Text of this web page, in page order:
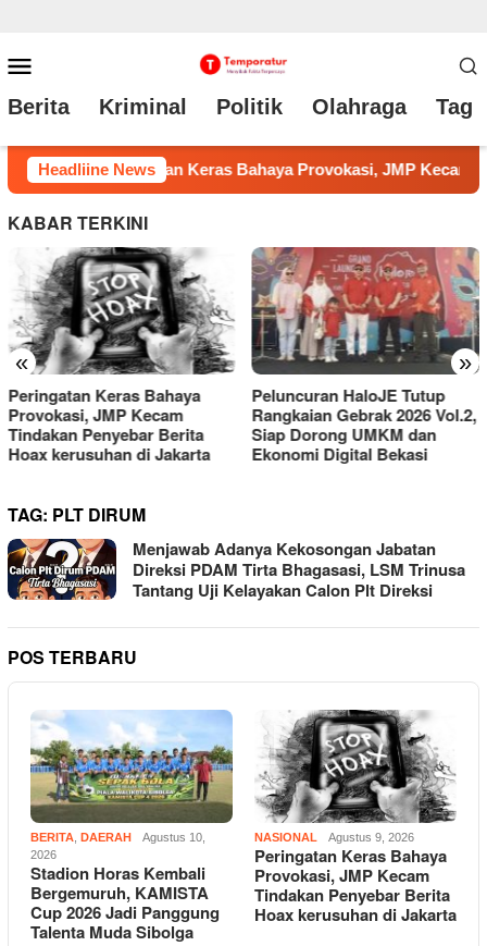
ke
konten
Mobile
Berita Kriminal Politik Olahraga Tag
Headliine News
Kecam Tindakan Penyebar Berita Hoax kerusuhan di Jakarta
KABAR TERKINI
« »
Peluncuran HaloJE Tutup
Rangkaian Gebrak 2026 Vol.2,
Siap Dorong UMKM dan
Ekonomi Digital Bekasi
Respons Cepat Call Center
110, Polsek Setu Cek Lokasi
Pengambilan Mobil di Taman
Rahayu
TAG: PLT DIRUM
Menjawab Adanya Kekosongan Jabatan
Direksi PDAM Tirta Bhagasasi, LSM Trinusa
Tantang Uji Kelayakan Calon Plt Direksi
POS TERBARU
BERITA, DAERAH
Agustus 10,
2026
Stadion Horas Kembali
Bergemuruh, KAMISTA
Cup 2026 Jadi Panggung
Talenta Muda Sibolga
NASIONAL Agustus 9, 2026
Peringatan Keras Bahaya
Provokasi, JMP Kecam
Tindakan Penyebar Berita
Hoax kerusuhan di Jakarta